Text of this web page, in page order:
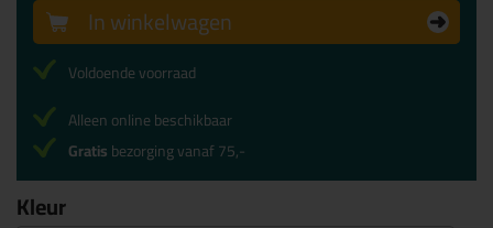
Kleur
In winkelwagen
Voldoende voorraad
Alleen online beschikbaar
Gratisbezorging vanaf 75,-